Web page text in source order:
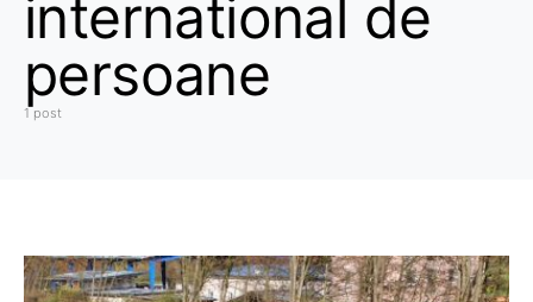
international de
persoane
1 post